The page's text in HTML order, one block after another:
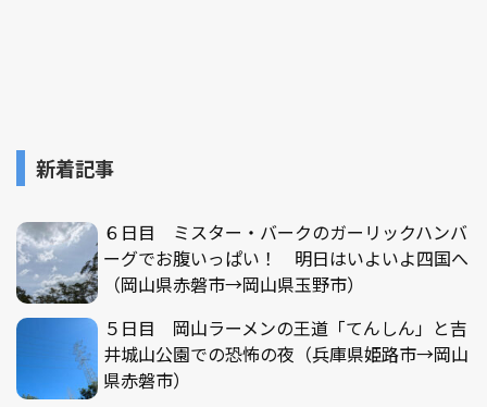
新着記事
６日目 ミスター・バークのガーリックハンバ
ーグでお腹いっぱい！ 明日はいよいよ四国へ
（岡山県赤磐市→岡山県玉野市）
５日目 岡山ラーメンの王道「てんしん」と吉
井城山公園での恐怖の夜（兵庫県姫路市→岡山
県赤磐市）